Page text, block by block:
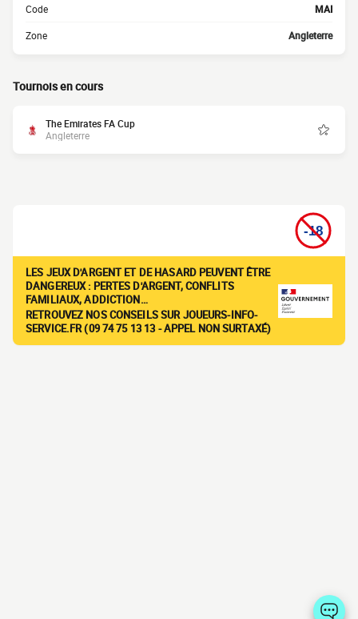
Code MAI
Zone Angleterre
Tournois en cours
The Emirates FA Cup
Angleterre
LES JEUX D'ARGENT ET DE HASARD PEUVENT ÊTRE
DANGEREUX : PERTES D'ARGENT, CONFLITS
FAMILIAUX, ADDICTION…
RETROUVEZ NOS CONSEILS SUR JOUEURS-INFO-
SERVICE.FR (09 74 75 13 13 - APPEL NON SURTAXÉ)